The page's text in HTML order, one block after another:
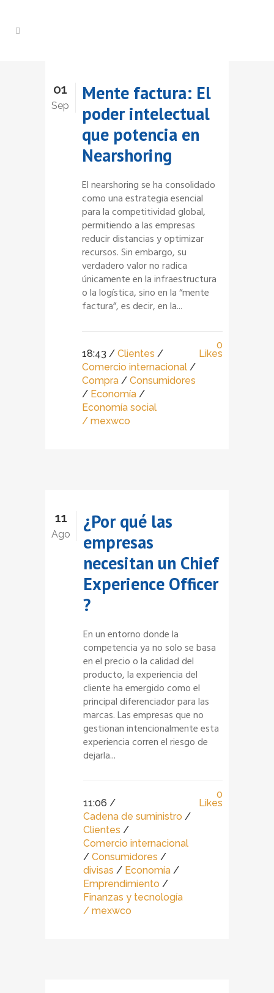
01
Sep
Mente factura: El
poder intelectual
que potencia en
Nearshoring
El nearshoring se ha consolidado
como una estrategia esencial
para la competitividad global,
permitiendo a las empresas
reducir distancias y optimizar
recursos. Sin embargo, su
verdadero valor no radica
únicamente en la infraestructura
o la logística, sino en la “mente
factura”, es decir, en la...
18:43 / Clientes /
Comercio internacional /
Compra / Consumidores
/ Economía /
Economía social
/ mexwco
0
Likes
11
Ago
¿Por qué las
empresas
necesitan un Chief
Experience Officer
?
En un entorno donde la
competencia ya no solo se basa
en el precio o la calidad del
producto, la experiencia del
cliente ha emergido como el
principal diferenciador para las
marcas. Las empresas que no
gestionan intencionalmente esta
experiencia corren el riesgo de
dejarla...
11:06 /
Cadena de suministro /
Clientes /
Comercio internacional
/ Consumidores /
divisas / Economía /
Emprendimiento /
Finanzas y tecnología
/ mexwco
0
Likes